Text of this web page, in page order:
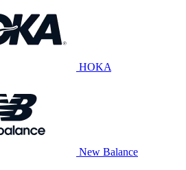
HOKA
New Balance